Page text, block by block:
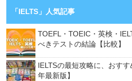
「IELTS」人気記事
TOEFL・TOEIC・英検・
べきテストの結論【比較】
IELTSの最短攻略に、おす
年最新版】